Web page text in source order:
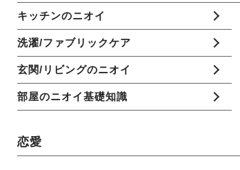
キッチンのニオイ
洗濯/ファブリックケア
玄関/リビングのニオイ
部屋のニオイ基礎知識
恋愛